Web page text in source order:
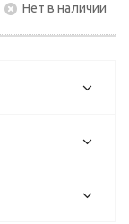
Нет в наличии